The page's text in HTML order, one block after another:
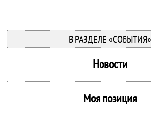
В РАЗДЕЛЕ «СОБЫТИЯ»
Новости
Моя позиция